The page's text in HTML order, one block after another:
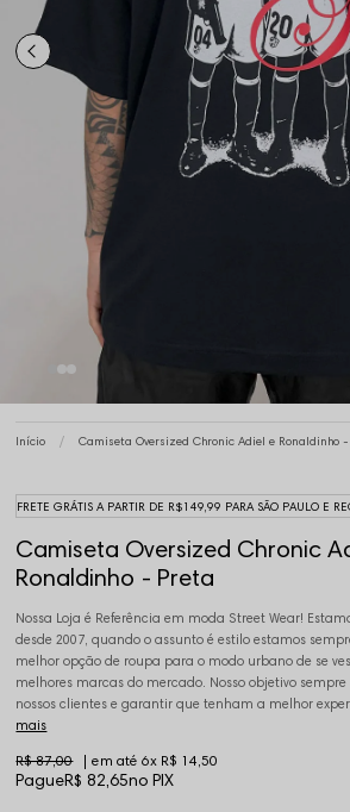
Início Camiseta Oversized Chronic Adiel e Ronaldinho
FRETE GRÁTIS A PARTIR DE R$149,99 PARA SÃO PAULO E
Camiseta Oversized Chronic
Ronaldinho - Preta
Nossa Loja é Referência em moda Street Wear!
desde 2007, quando o assunto é estilo estamos
melhor opção de roupa para o modo urbano de se
melhores marcas do mercado. Nosso objetivo
nossos clientes e garantir que tenham a melhor
mais
PagueR$ 82,65no PIX
R$ 87,00 6x R$ 14,50